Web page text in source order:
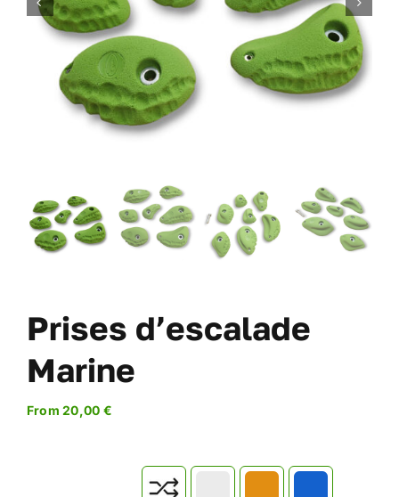
DES OFFRES
À PROPOS DE NOUS
MON COMPTE
CARRITO
Prises d’escalade
Marine
From 20,00 €